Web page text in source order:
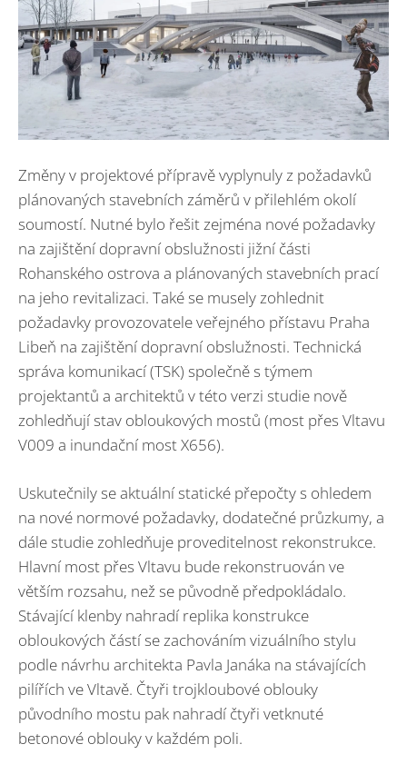
Změny v projektové přípravě vyplynuly z požadavků
plánovaných stavebních záměrů v přilehlém okolí
soumostí. Nutné bylo řešit zejména nové požadavky
na zajištění dopravní obslužnosti jižní části
Rohanského ostrova a plánovaných stavebních prací
na jeho revitalizaci. Také se musely zohlednit
požadavky provozovatele veřejného přístavu Praha
Libeň na zajištění dopravní obslužnosti. Technická
správa komunikací (TSK) společně s týmem
projektantů a architektů v této verzi studie nově
zohledňují stav obloukových mostů (most přes Vltavu
V009 a inundační most X656).
Uskutečnily se aktuální statické přepočty s ohledem
na nové normové požadavky, dodatečné průzkumy, a
dále studie zohledňuje proveditelnost rekonstrukce.
Hlavní most přes Vltavu bude rekonstruován ve
větším rozsahu, než se původně předpokládalo.
Stávající klenby nahradí replika konstrukce
obloukových částí se zachováním vizuálního stylu
podle návrhu architekta Pavla Janáka na stávajících
pilířích ve Vltavě. Čtyři trojkloubové oblouky
původního mostu pak nahradí čtyři vetknuté
betonové oblouky v každém poli.